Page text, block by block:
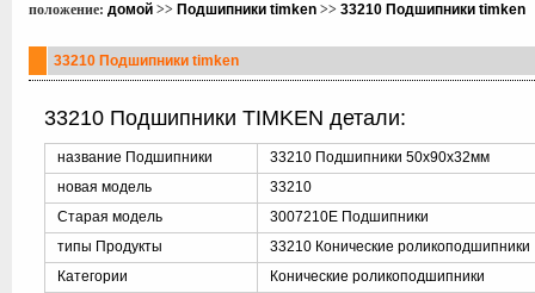
положение: домой >> Подшипники timken >> 33210 Подшипники timken
33210 Подшипники timken
33210 Подшипники TIMKEN детали:
название Подшипники
33210 Подшипники 50x90x32мм
новая модель
33210
Старая модель
3007210E Подшипники
типы Продукты
33210 Конические роликоподшипники
Категории
Конические роликоподшипники